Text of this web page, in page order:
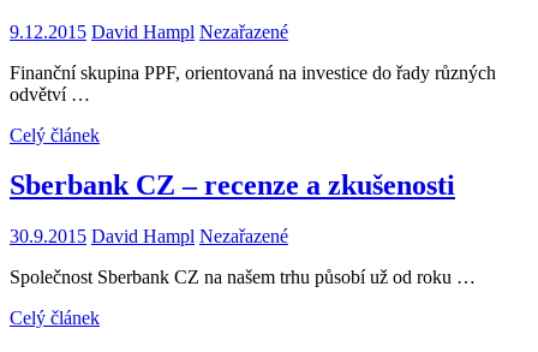
9.12.2015 David Hampl Nezařazené
Finanční skupina PPF, orientovaná na investice do řady různých
odvětví …
Celý článek
Sberbank CZ – recenze a zkušenosti
30.9.2015 David Hampl Nezařazené
Společnost Sberbank CZ na našem trhu působí už od roku …
Celý článek